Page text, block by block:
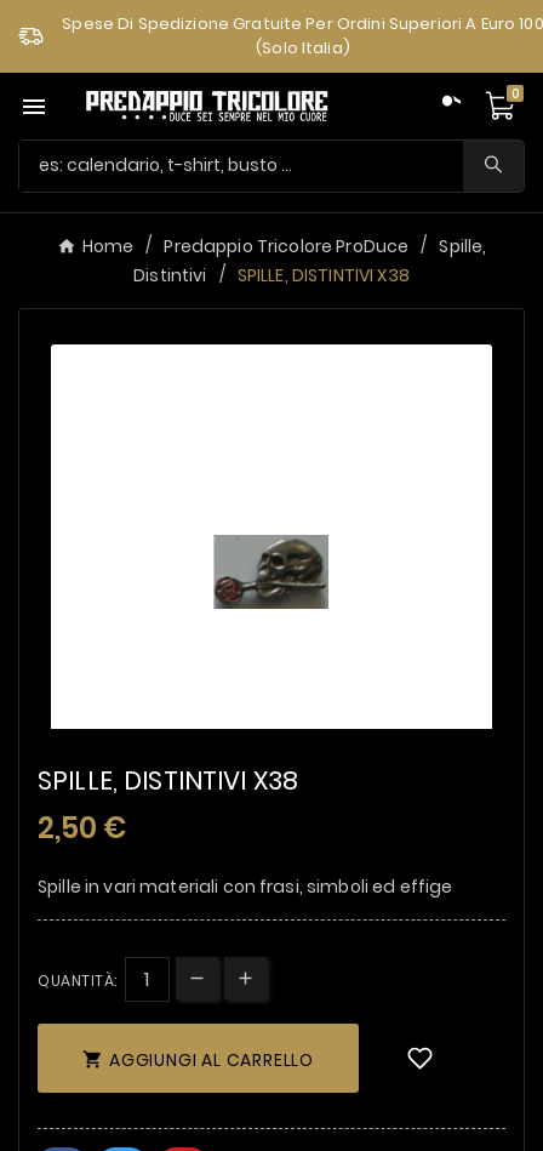
Spese Di Spedizione Gratuite Per Ordini Superiori A Euro 100
(solo Italia)
 0
Home Predappio Tricolore ProDuce
Spille,
Distintivi
SPILLE, DISTINTIVI X38
SPILLE, DISTINTIVI X38
2,50 €
Spille in vari materiali con frasi, simboli ed effige
QUANTITÀ:
 AGGIUNGI AL CARRELLO